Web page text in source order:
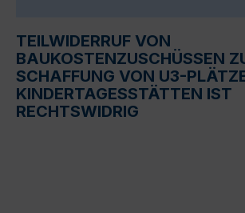
TEILWIDERRUF VON
BAUKOSTENZUSCHÜSSEN
SCHAFFUNG VON U3-
KINDERTAGESSTÄTTEN IST
RECHTSWIDRIG